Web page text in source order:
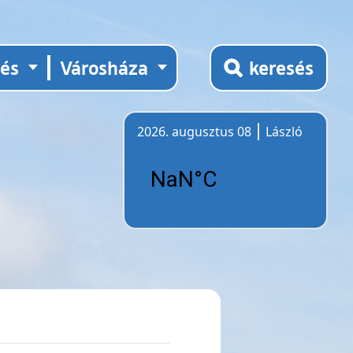
Városháza keresés
2026. augusztus 08
László